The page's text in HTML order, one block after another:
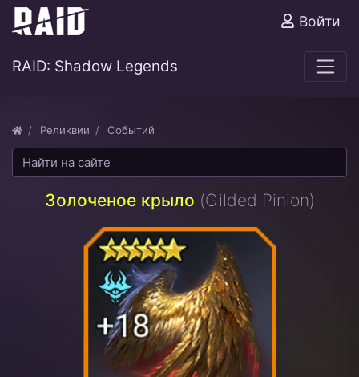
Войти
RAID: Shadow Legends
Реликвии Событий
Золоченое крыло (Gilded Pinion)